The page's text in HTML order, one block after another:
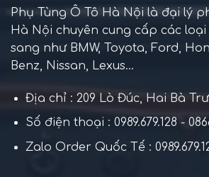
Phụ Tùng Ô Tô Hà Nội là đại lý
Hà Nội chuyên cung cấp các
sang như BMW, Toyota, Ford,
Benz, Nissan, Lexus...
Địa chỉ : 209 Lò Đúc, Hai Bà
Số điện thoại : 0989.679.128 -
Zalo Order Quốc Tế :